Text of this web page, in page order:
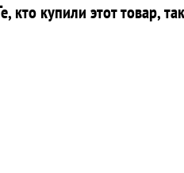
кто купили этот товар,